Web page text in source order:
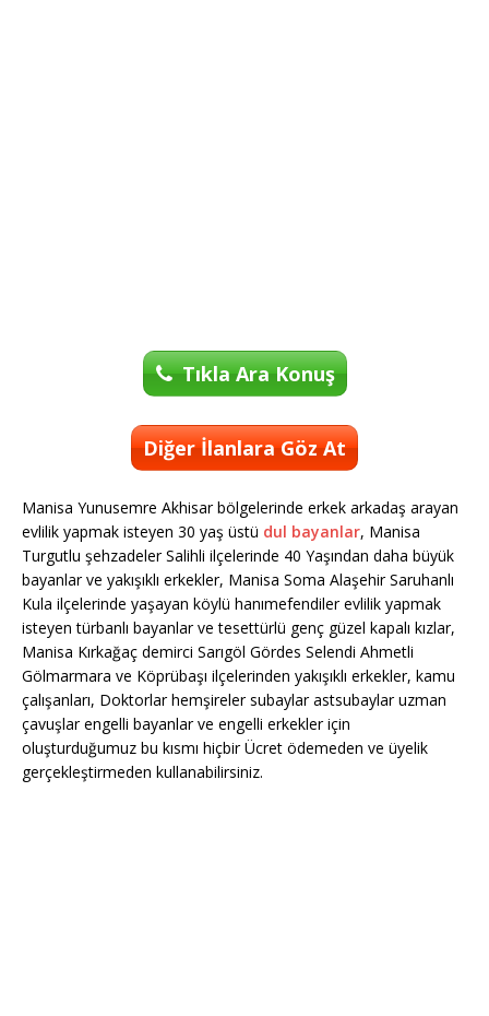
Tıkla Ara Konuş
Diğer İlanlara Göz At
Manisa Yunusemre Akhisar bölgelerinde erkek arkadaş arayan
evlilik yapmak isteyen 30 yaş üstü dul bayanlar, Manisa
Turgutlu şehzadeler Salihli ilçelerinde 40 Yaşından daha büyük
bayanlar ve yakışıklı erkekler, Manisa Soma Alaşehir Saruhanlı
Kula ilçelerinde yaşayan köylü hanımefendiler evlilik yapmak
isteyen türbanlı bayanlar ve tesettürlü genç güzel kapalı kızlar,
Manisa Kırkağaç demirci Sarıgöl Gördes Selendi Ahmetli
Gölmarmara ve Köprübaşı ilçelerinden yakışıklı erkekler, kamu
çalışanları, Doktorlar hemşireler subaylar astsubaylar uzman
çavuşlar engelli bayanlar ve engelli erkekler için
oluşturduğumuz bu kısmı hiçbir Ücret ödemeden ve üyelik
gerçekleştirmeden kullanabilirsiniz.